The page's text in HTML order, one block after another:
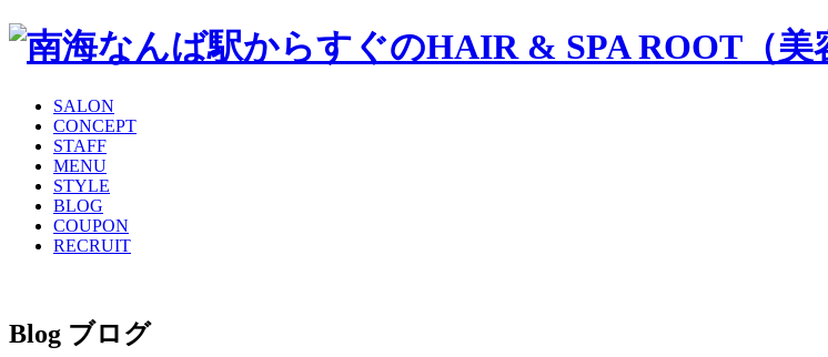
SALON
CONCEPT
STAFF
MENU
STYLE
BLOG
COUPON
RECRUIT
Blog ブログ